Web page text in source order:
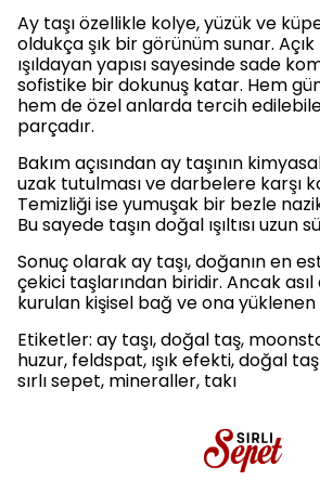
Ay taşı özellikle kolye, yüzük ve
oldukça şık bir görünüm sunar.
ışıldayan yapısı sayesinde sade
sofistike bir dokunuş katar. Hem
hem de özel anlarda tercih
parçadır.
Bakım açısından ay taşının
uzak tutulması ve darbelere karşı
Temizliği ise yumuşak bir bezle
Bu sayede taşın doğal ışıltısı uzun
Sonuç olarak ay taşı, doğanın en
çekici taşlarından biridir. Ancak
kurulan kişisel bağ ve ona
Etiketler: ay taşı, doğal taş,
huzur, feldspat, ışık efekti, doğal
sırlı sepet, mineraller, takı